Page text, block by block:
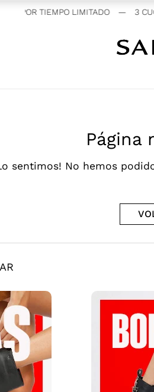
POR TIEMPO LIMITADO — 3
Página
sentimos! No hemos